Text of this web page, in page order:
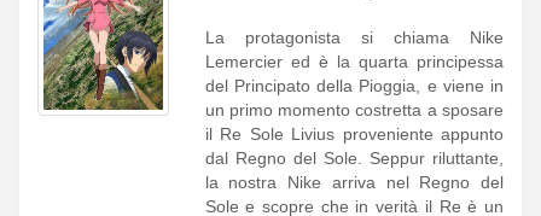
La protagonista si chiama Nike
Lemercier ed è la quarta principessa
del Principato della Pioggia, e viene in
un primo momento costretta a sposare
il Re Sole Livius proveniente appunto
dal Regno del Sole. Seppur riluttante,
la nostra Nike arriva nel Regno del
Sole e scopre che in verità il Re è un